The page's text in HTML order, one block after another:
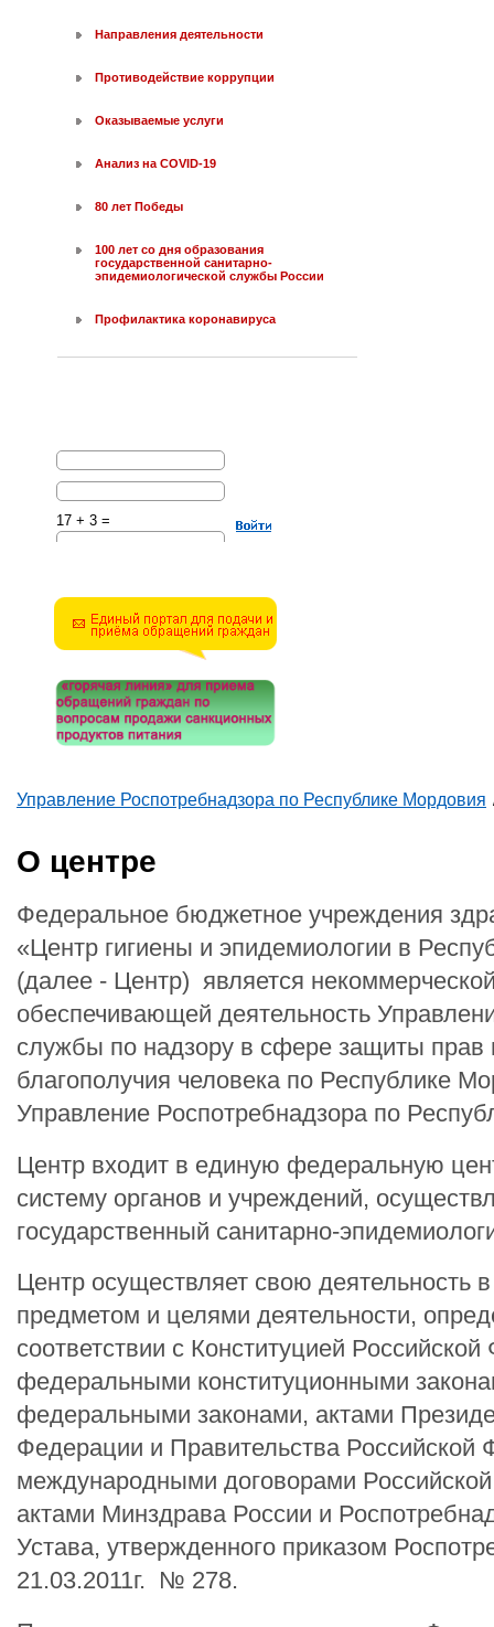
Направления деятельности
Противодействие коррупции
Оказываемые услуги
Анализ на COVID-19
80 лет Победы
100 лет со дня образования
государственной санитарно-
эпидемиологической службы России
Профилактика коронавируса
17 + 3 =
Управление Роспотребнадзора по Республике Мордовия
О центре
Федеральное бюджетное учреждения
«Центр гигиены и эпидемиологии в
(далее - Центр) является
обеспечивающей деятельность
службы по надзору в сфере защиты прав
благополучия человека по Республике
Управление Роспотребнадзора по
Центр входит в единую федеральную
систему органов и учреждений,
государственный санитарно-
Центр осуществляет свою деятельность в
предметом и целями деятельности,
соответствии с Конституцией
федеральными конституционными
федеральными законами, актами
Федерации и Правительства Российской
международными договорами
актами Минздрава России и
Устава, утвержденного приказом
21.03.2011г. № 278.